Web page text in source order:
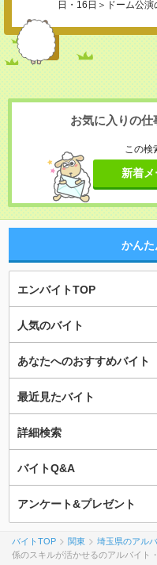
日・16日＞ドーム公
お気に入りの仕
この検
新着
かんた
エンバイトTOP
人気のバイト
あなたへのおすすめバイト
最近見たバイト
詳細検索
バイトQ&A
アンケート&プレゼント
バイトTOP 関東 埼玉県のアル
係のスキルが活かせるのアルバイト